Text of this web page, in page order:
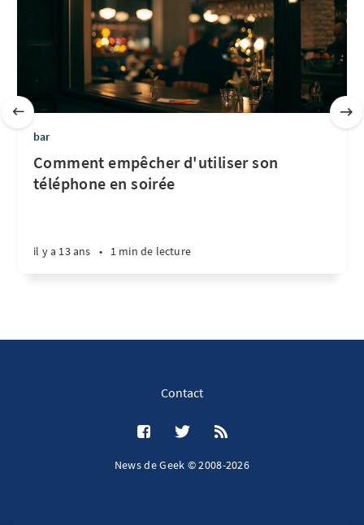
bar
Comment empêcher d'utiliser son
téléphone en soirée
il y a 13 ans • 1 min de lecture
Contact
News de Geek © 2008-2026